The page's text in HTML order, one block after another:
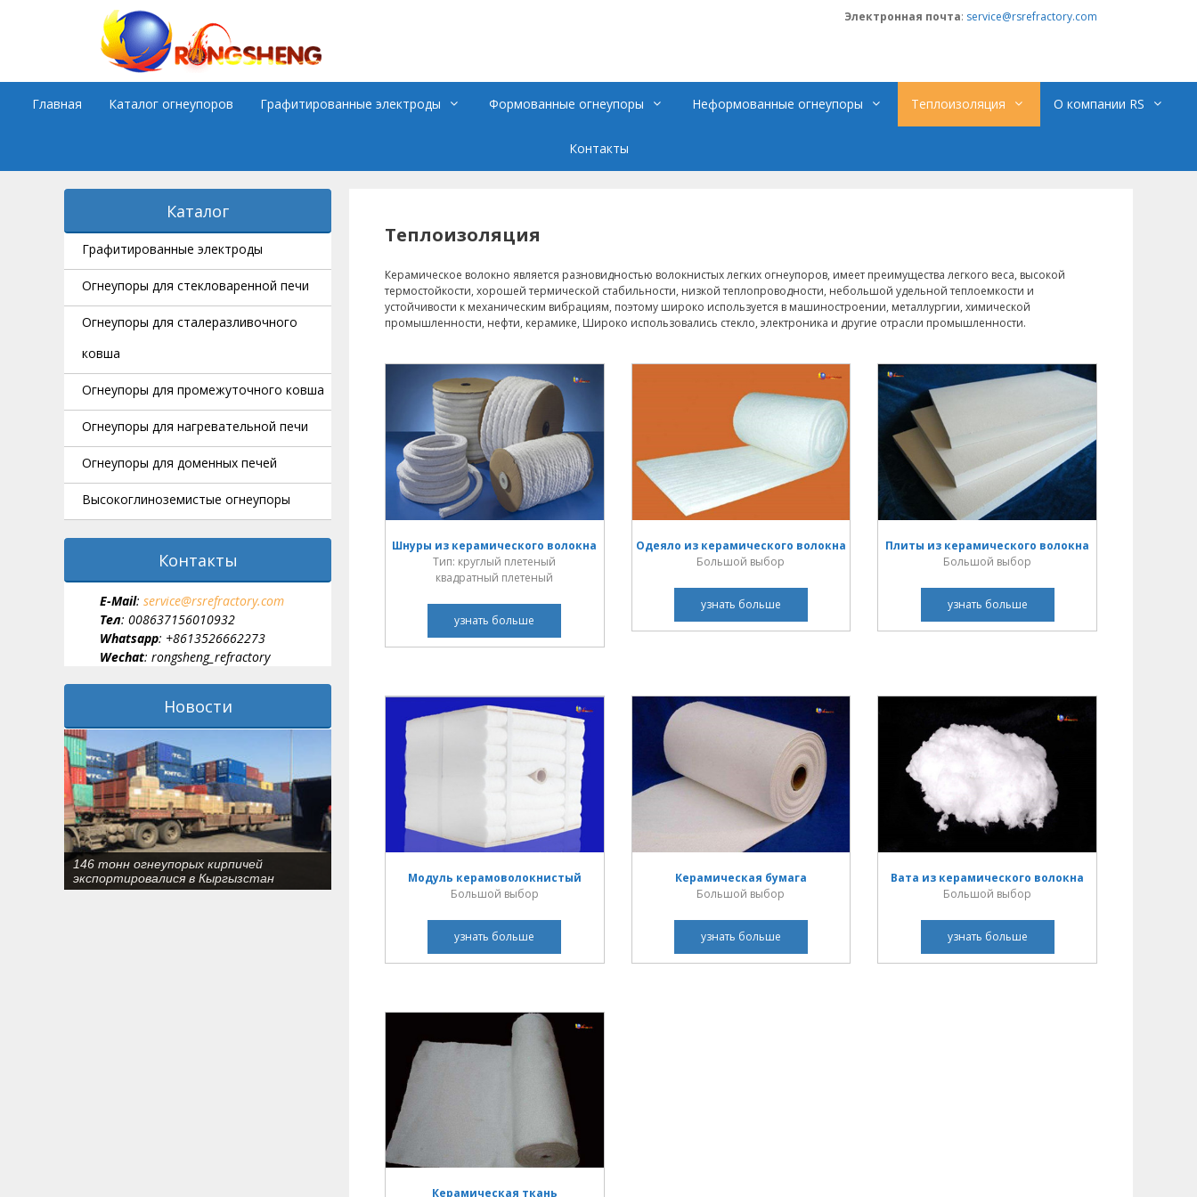
Электронная почта: service@rsrefractory.com
Главная Каталог огнеупоров Графитированные электроды Формованные огнеупоры Неформованные огнеупоры Теплоизоляция О компании RS
Контакты
Теплоизоляция
Керамическое волокно является разновидностью волокнистых легких огнеупоров, имеет преимущества легкого веса, высокой
термостойкости, хорошей термической стабильности, низкой теплопроводности, небольшой удельной теплоемкости и
устойчивости к механическим вибрациям, поэтому широко используется в машиностроении, металлургии, химической
промышленности, нефти, керамике, Широко использовались стекло, электроника и другие отрасли промышленности.
Шнуры из керамического волокна
Тип: круглый плетеный
квадратный плетеный
узнать больше
Одеяло из керамического волокна
Большой выбор
узнать больше
Плиты из керамического волокна
Большой выбор
узнать больше
Модуль керамоволокнистый
Большой выбор
узнать больше
Керамическая бумага
Большой выбор
узнать больше
Вата из керамического волокна
Большой выбор
узнать больше
Керамическая ткань
Каталог
Графитированные электроды
Огнеупоры для стекловаренной печи
Огнеупоры для сталеразливочного
ковша
Огнеупоры для промежуточного ковша
Огнеупоры для нагревательной печи
Огнеупоры для доменных печей
Высокоглиноземистые огнеупоры
Контакты
E-Мail: service@rsrefractory.com
Тел: 008637156010932
Whatsapp: +8613526662273
Wechat: rongsheng_refractory
Новости
146 тонн огнеупорых кирпичей
экспортировалися в Кыргызстан